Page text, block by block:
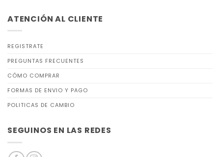
ATENCIÓN AL CLIENTE
REGISTRATE
PREGUNTAS FRECUENTES
CÓMO COMPRAR
FORMAS DE ENVIO Y PAGO
POLITICAS DE CAMBIO
SEGUINOS EN LAS REDES